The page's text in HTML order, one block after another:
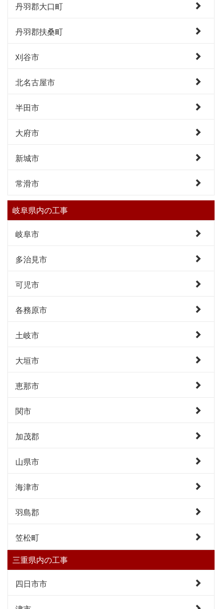
丹羽郡大口町
丹羽郡扶桑町
刈谷市
北名古屋市
半田市
大府市
新城市
常滑市
岐阜県内の工事
岐阜市
多治見市
可児市
各務原市
土岐市
大垣市
恵那市
関市
加茂郡
山県市
海津市
羽島郡
笠松町
三重県内の工事
四日市市